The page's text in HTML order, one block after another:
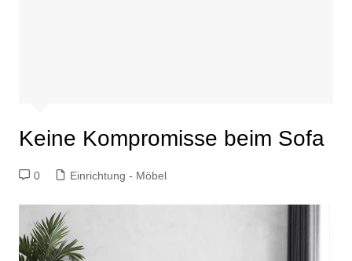
Keine Kompromisse beim Sofa
0 Einrichtung - Möbel